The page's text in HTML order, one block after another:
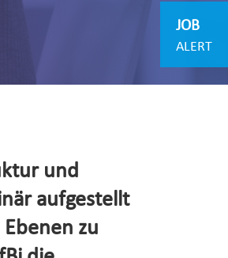
und
aufgestellt
zu
JOB
ALERT